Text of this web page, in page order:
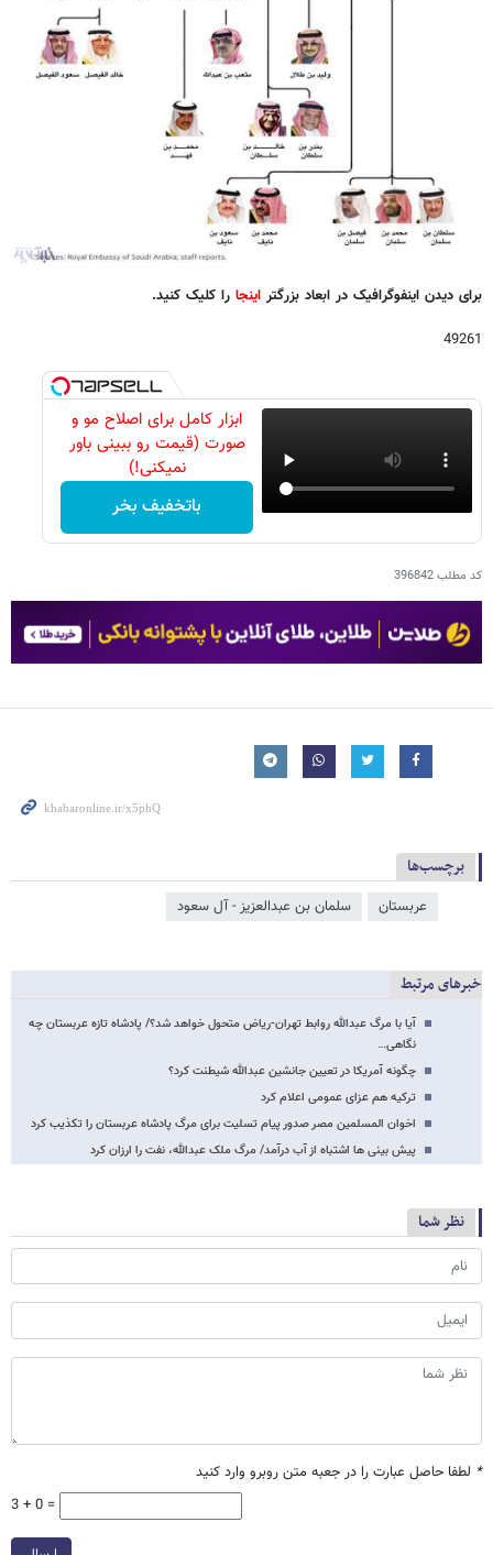
برای دیدن اینفوگرافیک در ابعاد بزرگتر اینجا را کلیک کنید.
49261
ابزار کامل برای اصلاح مو و
صورت (قیمت رو ببینی باور
نمیکنی!)
باتخفیف بخر
کد مطلب396842
برچسب‌ها
عربستان سلمان‌ بن‌ عبدالعزیز - آل سعود
خبرهای مرتبط
آیا با مرگ عبدالله روابط تهران-ریاض متحول خواهد شد؟/ پادشاه تازه عربستان چه
نگاهی…
چگونه آمریکا در تعیین جانشین عبدالله شیطنت کرد؟
ترکیه هم عزای عمومی اعلام کرد
اخوان المسلمین مصر صدور پیام تسلیت برای مرگ پادشاه عربستان را تکذیب کرد
پیش بینی ها اشتباه از آب درآمد/ مرگ ملک عبدالله، نفت را ارزان کرد
نظر شما
* لطفا حاصل عبارت را در جعبه متن روبرو وارد کنید
3 + 0 =